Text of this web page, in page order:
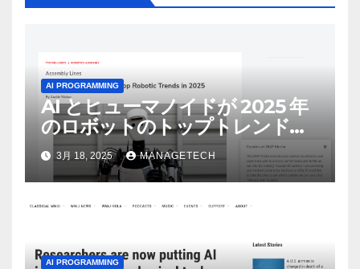
AI PROGRAMMING
AI とヒューマノイドが 2025 年
のロボットのトップトレンドに |
ASSEMBLY
3月 18, 2025 MANAGETECH
AI PROGRAMMING